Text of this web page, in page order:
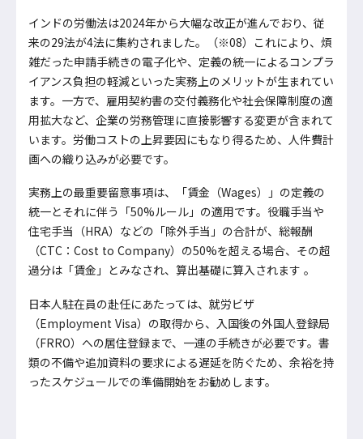
インドの労働法は2024年から大幅な改正が進んでおり、従
来の29法が4法に集約されました。（※08）これにより、煩
雑だった申請手続きの電子化や、定義の統一によるコンプラ
イアンス負担の軽減といった実務上のメリットが生まれてい
ます。一方で、雇用契約書の交付義務化や社会保障制度の適
用拡大など、企業の労務管理に直接影響する変更が含まれて
います。労働コストの上昇要因にもなり得るため、人件費計
画への織り込みが必要です。
実務上の最重要留意事項は、「賃金（Wages）」の定義の
統一とそれに伴う「50%ルール」の適用です。役職手当や
住宅手当（HRA）などの「除外手当」の合計が、総報酬
（CTC：Cost to Company）の50%を超える場合、その超
過分は「賃金」とみなされ、算出基礎に算入されます 。
日本人駐在員の赴任にあたっては、就労ビザ
（Employment Visa）の取得から、入国後の外国人登録局
（FRRO）への居住登録まで、一連の手続きが必要です。書
類の不備や追加資料の要求による遅延を防ぐため、余裕を持
ったスケジュールでの準備開始をお勧めします。